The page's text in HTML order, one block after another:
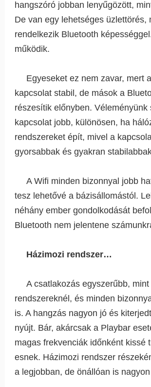
hangszóró jobban lenyűgözött,
De van egy lehetséges üzlettörés,
rendelkezik Bluetooth
működik.
Egyeseket ez nem zavar, mert
kapcsolat stabil, de mások a
részesítik előnyben. Véleményünk
kapcsolat jobb, különösen, ha
rendszereket épít, mivel a
gyorsabbak és gyakran
A Wifi minden bizonnyal jobb
tesz lehetővé a bázisállomástól.
néhány ember gondolkodását
Bluetooth nem jelentene
Házimozi rendszer…
A csatlakozás egyszerűbb,
rendszereknél, és minden
is. A hangzás nagyon jó és
nyújt. Bár, akárcsak a Playbar
magas frekvenciák időnként kissé
esnek. Házimozi rendszer
a legjobban, de önállóan is